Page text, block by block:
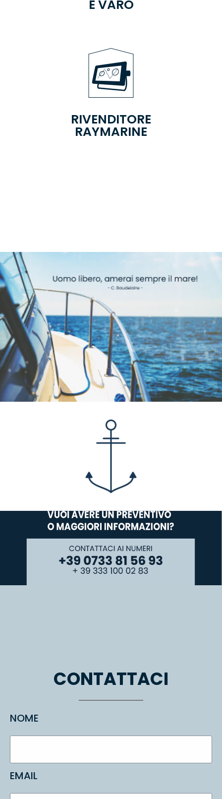
E VARO
RIVENDITORE
RAYMARINE
CONTATTACI
NOME
EMAIL